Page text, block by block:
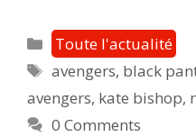
:
l’Initiative
Avengers
et
le
Catégories
Toute l'actualité
Étiquettes
avengers, black
avengers, kate bishop,
0 Comments